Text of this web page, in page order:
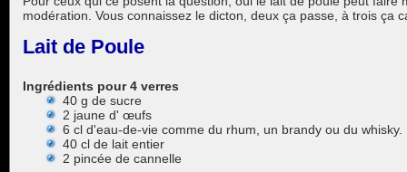
modération. Vous connaissez le dicton, deux ça passe, à trois ça
Lait de Poule
Ingrédients pour 4 verres
40 g de sucre
2 jaune d' œufs
6 cl d'eau-de-vie comme du rhum, un brandy ou du whisky.
40 cl de lait entier
2 pincée de cannelle